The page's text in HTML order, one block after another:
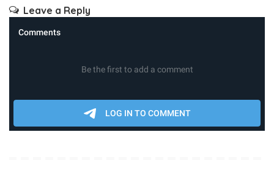
Leave a Reply